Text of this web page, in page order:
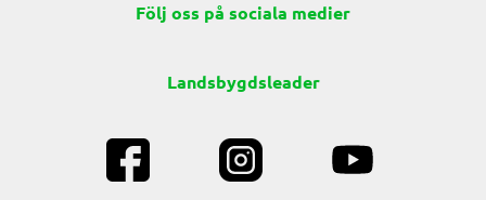
Följ oss på sociala medier
Landsbygdsleader